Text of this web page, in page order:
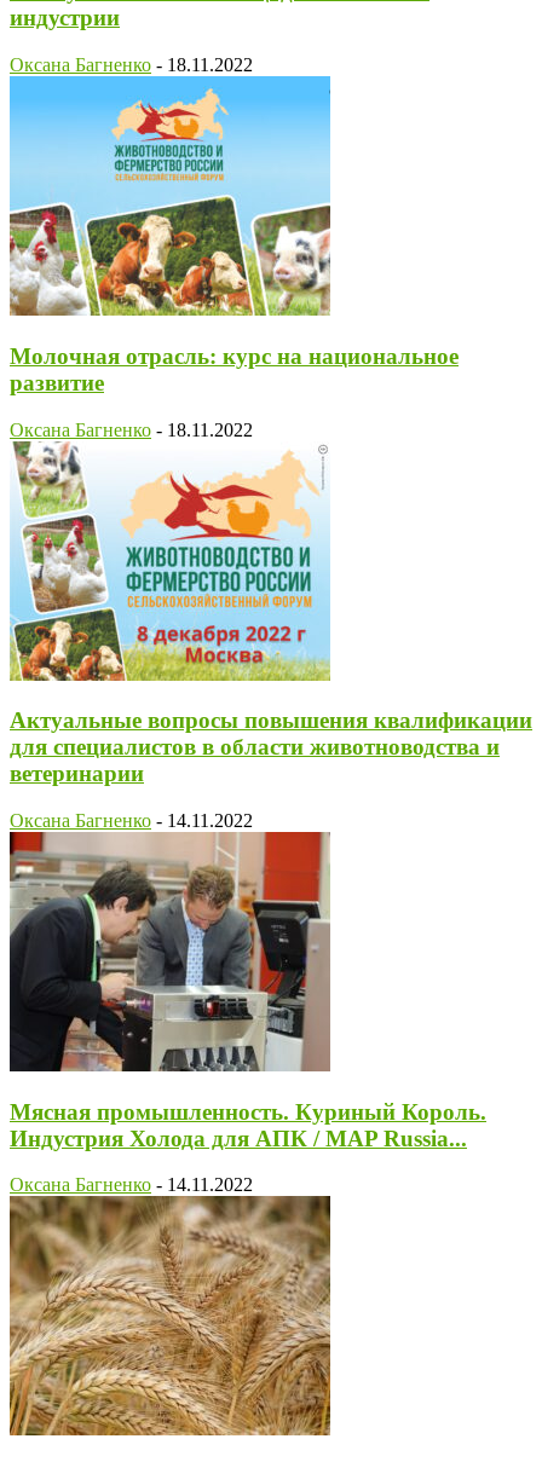
индустрии
Оксана Багненко - 18.11.2022
Молочная отрасль: курс на национальное
развитие
Оксана Багненко - 18.11.2022
Актуальные вопросы повышения квалификации
для специалистов в области животноводства и
ветеринарии
Оксана Багненко - 14.11.2022
Мясная промышленность. Куриный Король.
Индустрия Холода для АПК / MAP Russia...
Оксана Багненко - 14.11.2022